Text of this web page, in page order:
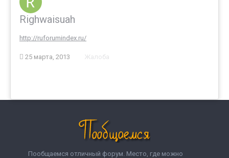
Righwaisuah
http://ruforumindex.ru/
25 марта, 2013 Жалоба
Пообщаемся отличный форум. Место, где можно